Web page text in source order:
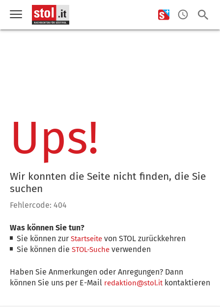
Ups!
Wir konnten die Seite nicht finden, die Sie
suchen
Fehlercode: 404
Was können Sie tun?
Sie können zurStartseite von STOL zurückkehren
Sie können dieSTOL-Suche verwenden
Haben Sie Anmerkungen oder Anregungen? Dann
können Sie uns per E-Mail redaktion@stol.itkontaktieren